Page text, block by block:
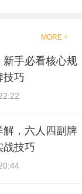
MORE +
新手必看核心规
技巧
，六人四副牌
战技巧